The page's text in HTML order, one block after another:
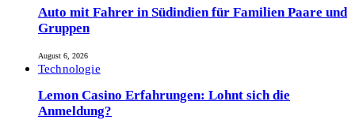
Auto mit Fahrer in Südindien für Familien Paare und
Gruppen
August 6, 2026
Technologie
Lemon Casino Erfahrungen: Lohnt sich die
Anmeldung?